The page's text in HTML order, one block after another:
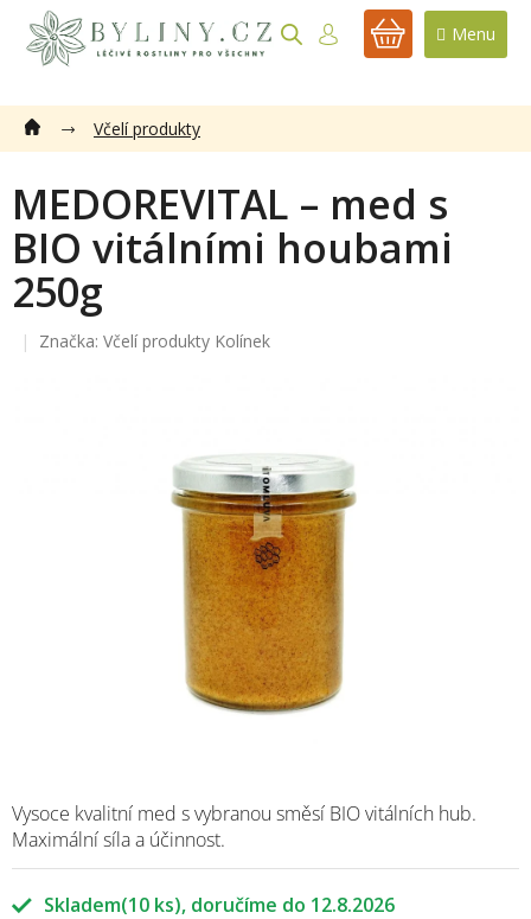
obsah
NÁKUPNÍ
Včelí produkty
MEDOREVITAL – med s
BIO vitálními houbami
250g
Značka: Včelí produkty Kolínek
Skladem(10 ks) 12.8.2026
Vysoce kvalitní med s vybranou směsí BIO vitálních hub.
Maximální síla a účinnost.